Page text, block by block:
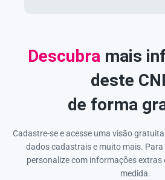
Descubra mais
deste
de forma
Cadastre-se e acesse uma visão
dados cadastrais e muito mais.
personalize com informações
medida.